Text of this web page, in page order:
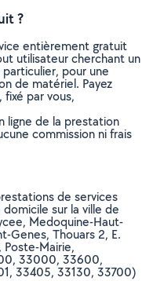
?
entièrement gratuit
utilisateur cherchant un
pour une
de matériel. Payez
par vous,
ligne de la prestation
commission ni frais
de services
sur la ville de
Medoquine-Haut-
Genes, Thouars 2, E.
Poste-Mairie,
33000, 33600,
33405, 33130, 33700)